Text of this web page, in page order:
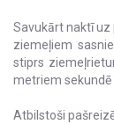
Savukārt naktī uz
ziemeļiem
stiprs
metriem sekundē
Atbilstoši